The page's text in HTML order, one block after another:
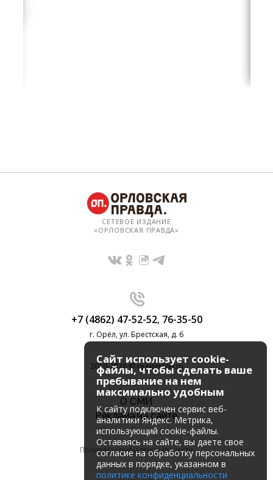
СЕТЕВОЕ ИЗДАНИЕ
«ОРЛОВСКАЯ ПРАВДА»
+7 (4862) 47-52-52, 76-35-50
г. Орёл, ул. Брестская, д. 6
2010-2026 © regionorel.ru
О СМИ
Реклама на сайте
Политика конфиденциальности
Сайт использует cookie-
файлы, чтобы сделать ваше
пребывание на нем
максимально удобным
К cайту подключен сервис веб-
аналитики Яндекс. Метрика,
использующий cookie-файлы.
Оставаясь на сайте, вы даете свое
согласие на обработку персональных
данных в порядке, указанном в
политике конфиденциальности